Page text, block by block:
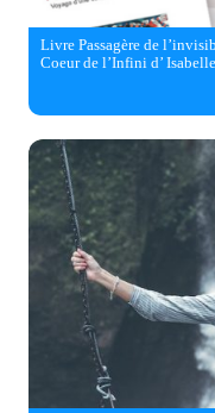
Livre Passagère de
Coeur de l’Infini d’